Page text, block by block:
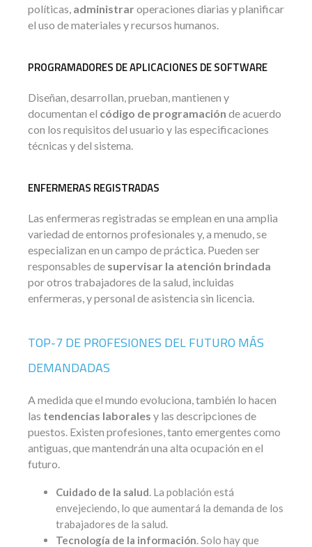
políticas, administrar operaciones diarias y planificar
el uso de materiales y recursos humanos.
PROGRAMADORES DE APLICACIONES DE SOFTWARE
Diseñan, desarrollan, prueban, mantienen y
documentan el código de programación de acuerdo
con los requisitos del usuario y las especificaciones
técnicas y del sistema.
ENFERMERAS REGISTRADAS
Las enfermeras registradas se emplean en una amplia
variedad de entornos profesionales y, a menudo, se
especializan en un campo de práctica. Pueden ser
responsables de supervisar la atención brindada
por otros trabajadores de la salud, incluidas
enfermeras, y personal de asistencia sin licencia.
TOP-7 DE PROFESIONES DEL FUTURO MÁS
DEMANDADAS
A medida que el mundo evoluciona, también lo hacen
las tendencias laborales y las descripciones de
puestos. Existen profesiones, tanto emergentes como
antiguas, que mantendrán una alta ocupación en el
futuro.
Cuidado de la salud. La población está
envejeciendo, lo que aumentará la demanda de los
trabajadores de la salud.
Tecnología de la información. Solo hay que